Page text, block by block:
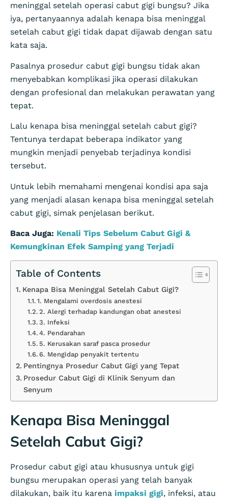
meninggal setelah operasi cabut gigi bungsu? Jika
iya, pertanyaannya adalah kenapa bisa meninggal
setelah cabut gigi tidak dapat dijawab dengan satu
kata saja.
Pasalnya prosedur cabut gigi bungsu tidak akan
menyebabkan komplikasi jika operasi dilakukan
dengan profesional dan melakukan perawatan yang
tepat.
Lalu kenapa bisa meninggal setelah cabut gigi?
Tentunya terdapat beberapa indikator yang
mungkin menjadi penyebab terjadinya kondisi
tersebut.
Untuk lebih memahami mengenai kondisi apa saja
yang menjadi alasan kenapa bisa meninggal setelah
cabut gigi, simak penjelasan berikut.
Baca Juga: Kenali Tips Sebelum Cabut Gigi &
Kemungkinan Efek Samping yang Terjadi
Table of Contents
Kenapa Bisa Meninggal Setelah Cabut Gigi?
1. Mengalami overdosis anestesi
2. Alergi terhadap kandungan obat anestesi
3. Infeksi
4. Pendarahan
5. Kerusakan saraf pasca prosedur
6. Mengidap penyakit tertentu
Pentingnya Prosedur Cabut Gigi yang Tepat
Prosedur Cabut Gigi di Klinik Senyum dan
Senyum
Kenapa Bisa Meninggal
Setelah Cabut Gigi?
Prosedur cabut gigi atau khususnya untuk gigi
bungsu merupakan operasi yang telah banyak
dilakukan, baik itu karena impaksi gigi, infeksi, atau